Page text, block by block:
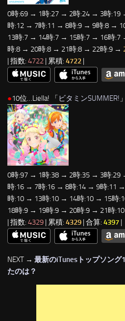
0時:69 → 1時:27 → 2時:24 → 3時
時:12 → 7時:11 → 8時:9 → 9時:8 →
13時:7 → 14時:7 → 15時:7 → 16時
時:8 → 20時:8 → 21時:8 → 22時:9 →
| 指数: 4722 | 累積: 4722 |
●10位…Liella! 「ビタミンSUMMER! 」
0時:97 → 1時:38 → 2時:35 → 3時
時:16 → 7時:16 → 8時:14 → 9時:11
時:10 → 13時:10 → 14時:10 → 15時
18時:9 → 19時:9 → 20時:9 → 21時
| 指数: 4329 | 累積: 4329 | 合算: 4397 |
NEXT → 最新のiTunesトップソン
たのは？